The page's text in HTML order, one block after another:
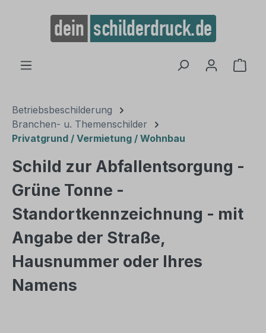
springen
Betriebsbeschilderung
Branchen- u. Themenschilder
Privatgrund / Vermietung / Wohnbau
Schild zur Abfallentsorgung -
Grüne Tonne -
Standortkennzeichnung - mit
Angabe der Straße,
Hausnummer oder Ihres
Namens